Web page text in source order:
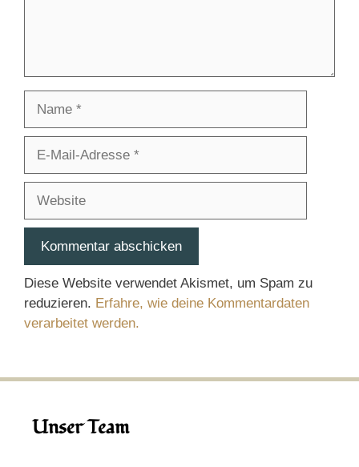
Adresse
Diese Website verwendet Akismet, um Spam zu
reduzieren. Erfahre, wie deine Kommentardaten
verarbeitet werden.
Unser Team